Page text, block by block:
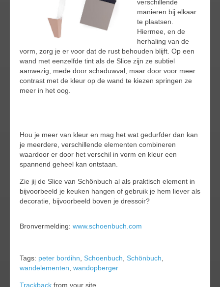
verschillende
manieren bij elkaar
te plaatsen.
Hiermee, en de
herhaling van de
vorm, zorg je er voor dat de rust behouden blijft. Op een
wand met eenzelfde tint als de Slice zijn ze subtiel
aanwezig, mede door schaduwval, maar door voor meer
contrast met de kleur op de wand te kiezen springen ze
meer in het oog.
Hou je meer van kleur en mag het wat gedurfder dan kan
je meerdere, verschillende elementen combineren
waardoor er door het verschil in vorm en kleur een
spannend geheel kan ontstaan.
Zie jij de Slice van Schönbuch al als praktisch element in
bijvoorbeeld je keuken hangen of gebruik je hem liever als
decoratie, bijvoorbeeld boven je dressoir?
Bronvermelding: www.schoenbuch.com
Tags: peter bordihn Schoenbuch Schönbuch
wandelementen wandopberger
Trackback from your site.